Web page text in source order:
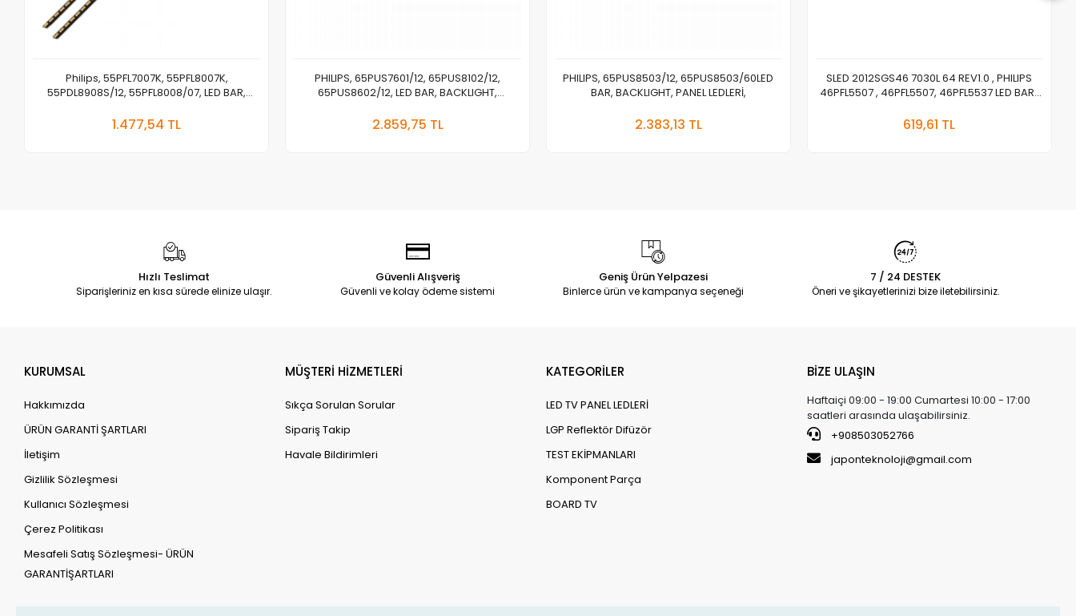
Philips, 55PFL7007K, 55PFL8007K,
55PDL8908S/12, 55PFL8008/07, LED BAR,
V2 REV1.1
1.477,54 TL
PHILIPS, 65PUS7601/12, 65PUS8102/12,
65PUS8602/12, LED BAR, BACKLIGHT,
2.859,75 TL
PHILIPS, 65PUS8503/12, 65PUS8503/60LED
BAR, BACKLIGHT, PANEL LEDLERİ,
2.383,13 TL
SLED 2012SGS46 7030L 64 REV1.0 , PHILIPS
46PFL5507 , 46PFL5507, 46PFL5537 LED BAR ,
BACKLIGHT LJ64-03471A, LJ64-03495A
619,61 TL
Hızlı Teslimat
Siparişleriniz en kısa sürede elinize ulaşır.
Güvenli Alışveriş
Güvenli ve kolay ödeme sistemi
Geniş Ürün Yelpazesi
Binlerce ürün ve kampanya seçeneği
7 / 24 DESTEK
Öneri ve şikayetlerinizi bize iletebilirsiniz.
KURUMSAL
Hakkımızda
ÜRÜN GARANTİ ŞARTLARI
İletişim
Gizlilik Sözleşmesi
Kullanıcı Sözleşmesi
Çerez Politikası
Mesafeli Satış Sözleşmesi- ÜRÜN
GARANTİŞARTLARI
MÜŞTERİ HİZMETLERİ
Sıkça Sorulan Sorular
Sipariş Takip
Havale Bildirimleri
KATEGORİLER
LED TV PANEL LEDLERİ
LGP Reflektör Difüzör
TEST EKİPMANLARI
Komponent Parça
BOARD TV
BİZE ULAŞIN
Haftaiçi 09:00 - 19:00 Cumartesi 10:00 - 17:00
saatleri arasında ulaşabilirsiniz.
+908503052766
japonteknoloji@gmail.com